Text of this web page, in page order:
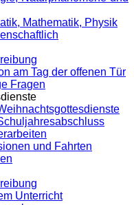
Mathematik, Physik
am Tag der offenen Tür
Fragen
und Fahrten
Unterricht